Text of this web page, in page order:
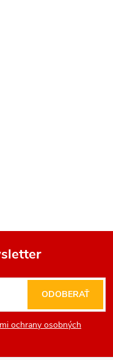
ochrany osobných
ODOBERAŤ